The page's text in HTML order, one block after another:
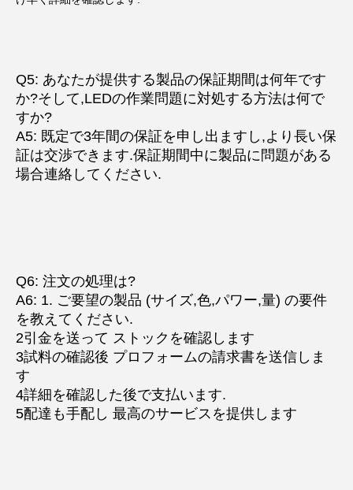
Q5: あなたが提供する製品の保証期間は何年です
か?そして,LEDの作業問題に対処する方法は何で
すか?
A5: 既定で3年間の保証を申し出ますし,より長い保
証は交渉できます.保証期間中に製品に問題がある
場合連絡してください.
Q6: 注文の処理は?
A6: 1. ご要望の製品 (サイズ,色,パワー,量) の要件
を教えてください.
2引金を送って ストックを確認します
3試料の確認後 プロフォームの請求書を送信しま
す
4詳細を確認した後で支払います.
5配達も手配し 最高のサービスを提供します